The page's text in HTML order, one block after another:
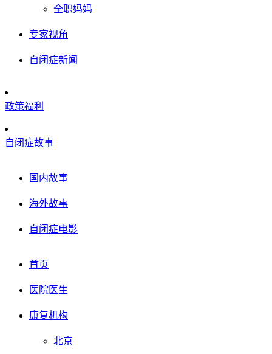
全职妈妈
专家视角
自闭症新闻
政策福利
自闭症故事
国内故事
海外故事
自闭症电影
首页
医院医生
康复机构
北京